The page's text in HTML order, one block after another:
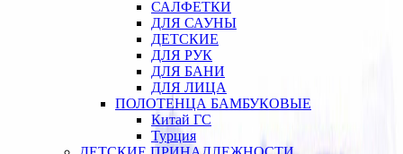
САЛФЕТКИ
ДЛЯ САУНЫ
ДЕТСКИЕ
ДЛЯ РУК
ДЛЯ БАНИ
ДЛЯ ЛИЦА
ПОЛОТЕНЦА БАМБУКОВЫЕ
Китай ГС
Турция